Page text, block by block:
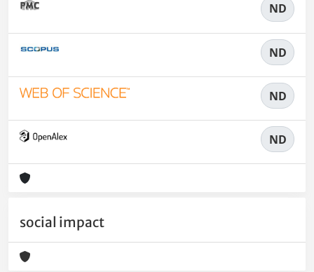
ND
ND
ND
ND
social impact